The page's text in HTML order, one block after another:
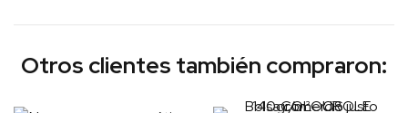
Otros clientes también compraron: